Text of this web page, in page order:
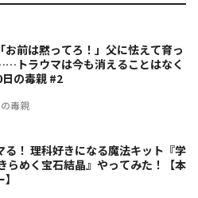
毒親
お前は黙ってろ！」父に怯えて育っ
トラウマは今も消えることはなく
日の毒親 #2
る！ 理科好きになる魔法キット『学
らめく宝石結晶』やってみた！【本